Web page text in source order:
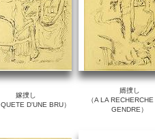
嫁捜し
QUETE D'UNE BRU）
婿捜し
（A LA
GENDRE）